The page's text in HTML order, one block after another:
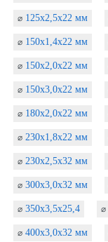
⌀ 125х2,5х22 мм
⌀ 150х1,4х22 мм
⌀ 150х2,0х22 мм
⌀ 150х3,0х22 мм
⌀ 180х2,0х22 мм
⌀ 230х1,8х22 мм
⌀ 230х2,5х32 мм
⌀ 300х3,0х32 мм
⌀ 350х3,5х25,4 ⌀
⌀ 400х3,0х32 мм